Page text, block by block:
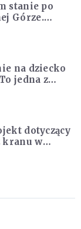
stanie po
Górze.
dwóch
na dziecko
jedna z
"Rozwój
dotyczący
kranu w